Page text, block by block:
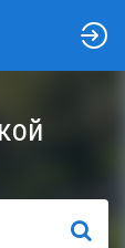
НАЙТИ